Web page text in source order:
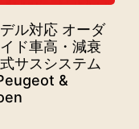
ル対応 オーダ
ド車高・減衰
サスシステム
&